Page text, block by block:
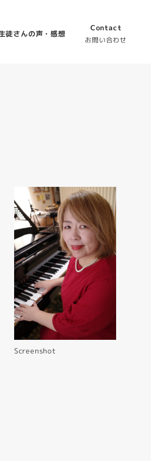
徒さんの声・感想
Contact
お問い合わせ
Screenshot